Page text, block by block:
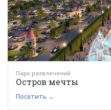
Парк развлечений
Остров мечты
Посетить →